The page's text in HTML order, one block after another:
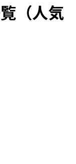
（人気